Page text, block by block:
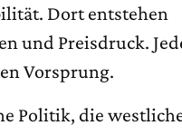
Dort entstehen
und Preisdruck.
Vorsprung.
Politik, die